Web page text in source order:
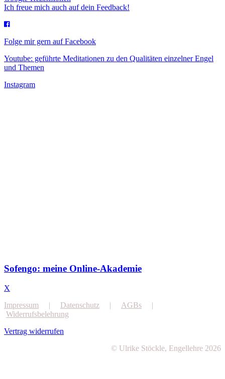
Ich freue mich auch auf dein Feedback!
Folge mir gern auf Facebook
Youtube: geführte Meditationen zu den Qualitäten einzelner Engel
und Themen
Instagram
Sofengo: meine Online-Akademie
X
Impressum | Datenschutz | AGBs |
Widerrufsbelehrung
Vertrag widerrufen
© Ulrike Stöckle, Engellehre 2026